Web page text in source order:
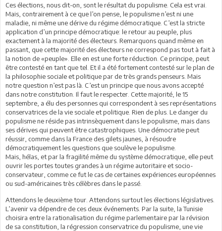
Ces élections, nous dit-on, sont le résultat du populisme. Cela est vrai.
Mais, contrairement à ce que l’on pense, le populisme n’est ni une
maladie, ni même une dérive du régime démocratique. C’est la stricte
application d’un principe démocratique: le retour au peuple, plus
exactement à la majorité des électeurs. Remarquons quand même en
passant, que cette majorité des électeurs ne correspond pas tout à fait à
la notion de «peuple». Elle en est une forte réduction. Ce principe, peut
être contesté en tant que tel. Et il a été fortement contesté sur le plan de
la philosophie sociale et politique par de très grands penseurs. Mais
notre question n’est pas là. C’est un principe que nous avons accepté
dans notre constitution. Il faut le respecter. Cette majorité, le 15
septembre, a élu des personnes qui correspondent à ses représentations
conservatrices de la vie sociale et politique. Rien de plus. Le danger du
populisme ne réside pas intrinsèquement dans le populisme, mais dans
ses dérives qui peuvent être catastrophiques. Une démocratie peut
réussir, comme dans la France des gilets jaunes, à résoudre
démocratiquement les questions que soulève le populisme.
Mais, hélas, et par la fragilité même du système démocratique, elle peut
ouvrir les portes toutes grandes à un régime autoritaire et socio-
conservateur, comme ce fut le cas de certaines expériences européennes
ou sud-américaines très célèbres dans le passé.
Attendons le deuxième tour. Attendons surtout les élections législatives.
L’avenir va dépendre de ces deux événements. Par la suite, la Tunisie
choisira entre la rationalisation du régime parlementaire par la révision
de sa constitution, la régression conservatrice du populisme, une vie